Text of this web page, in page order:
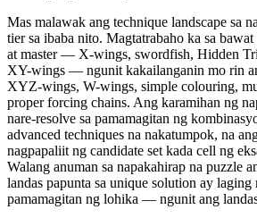
Mas malawak ang technique landscape sa
tier sa ibaba nito. Magtatrabaho ka sa
at master — X-wings, swordfish, Hidden
XY-wings — ngunit kakailanganin mo rin
XYZ-wings, W-wings, simple colouring,
proper forcing chains. Ang karamihan ng
nare-resolve sa pamamagitan ng
advanced techniques na nakatumpok, na
nagpapaliit ng candidate set kada cell ng
Walang anuman sa napakahirap na puzzle
landas papunta sa unique solution ay laging
pamamagitan ng lohika — ngunit ang